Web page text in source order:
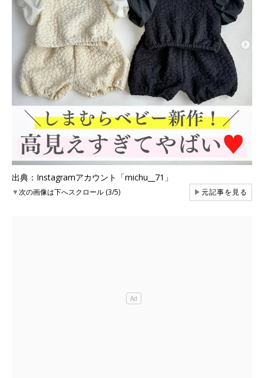
出典：Instagramアカウント「michu__71」
▼次の画像は下へスクロール (3/5) ▶元記事を見る